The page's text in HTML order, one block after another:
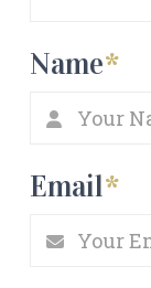
Name*
Email*